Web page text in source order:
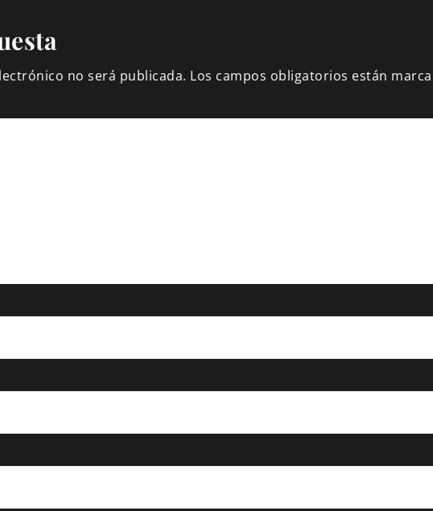
no será publicada. Los campos obligatorios están